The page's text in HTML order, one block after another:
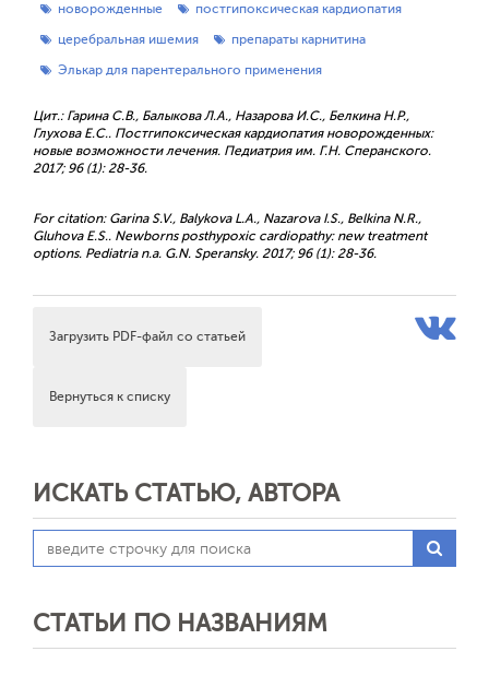
новорожденные
постгипоксическая кардиопатия
церебральная ишемия
препараты карнитина
Элькар для парентерального применения
Цит.: Гарина С.В., Балыкова Л.А., Назарова И.С., Белкина Н.Р.,
Глухова Е.С.. Постгипоксическая кардиопатия новорожденных:
новые возможности лечения. Педиатрия им. Г.Н. Сперанского.
2017; 96 (1): 28-36.
For citation: Garina S.V., Balykova L.A., Nazarova I.S., Belkina N.R.,
Gluhova E.S.. Newborns posthypoxic cardiopathy: new treatment
options. Pediatria n.a. G.N. Speransky. 2017; 96 (1): 28-36.
Загрузить PDF-файл со статьей
Вернуться к списку
ИСКАТЬ СТАТЬЮ, АВТОРА
СТАТЬИ ПО НАЗВАНИЯМ